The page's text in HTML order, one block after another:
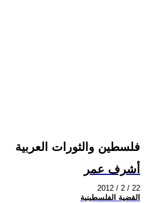
فلسطين والثورات العربية
أشرف عمر
2012 / 2 / 22
القضية الفلسطينية